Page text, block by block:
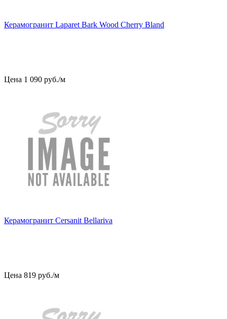
Керамогранит Laparet Bark Wood Cherry Bland
Цена 1 090 руб./м
Керамогранит Cersanit Bellariva
Цена 819 руб./м